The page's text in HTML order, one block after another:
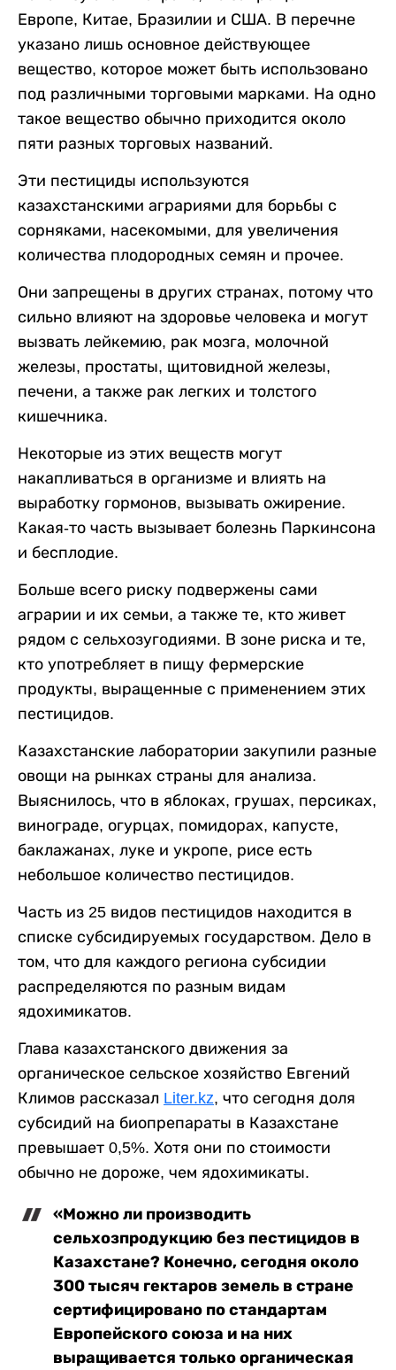
Европе, Китае, Бразилии и США. В перечне
указано лишь основное действующее
вещество, которое может быть использовано
под различными торговыми марками. На одно
такое вещество обычно приходится около
пяти разных торговых названий.
Эти пестициды используются
казахстанскими аграриями для борьбы с
сорняками, насекомыми, для увеличения
количества плодородных семян и прочее.
Они запрещены в других странах, потому что
сильно влияют на здоровье человека и могут
вызвать лейкемию, рак мозга, молочной
железы, простаты, щитовидной железы,
печени, а также рак легких и толстого
кишечника.
Некоторые из этих веществ могут
накапливаться в организме и влиять на
выработку гормонов, вызывать ожирение.
Какая-то часть вызывает болезнь Паркинсона
и бесплодие.
Больше всего риску подвержены сами
аграрии и их семьи, а также те, кто живет
рядом с сельхозугодиями. В зоне риска и те,
кто употребляет в пищу фермерские
продукты, выращенные с применением этих
пестицидов.
Казахстанские лаборатории закупили разные
овощи на рынках страны для анализа.
Выяснилось, что в яблоках, грушах, персиках,
винограде, огурцах, помидорах, капусте,
баклажанах, луке и укропе, рисе есть
небольшое количество пестицидов.
Часть из 25 видов пестицидов находится в
списке субсидируемых государством. Дело в
том, что для каждого региона субсидии
распределяются по разным видам
ядохимикатов.
Глава казахстанского движения за
органическое сельское хозяйство Евгений
Климов рассказал Liter.kz, что сегодня доля
субсидий на биопрепараты в Казахстане
превышает 0,5%. Хотя они по стоимости
обычно не дороже, чем ядохимикаты.
«Можно ли производить
сельхозпродукцию без пестицидов в
Казахстане? Конечно, сегодня около
300 тысяч гектаров земель в стране
сертифицировано по стандартам
Европейского союза и на них
выращивается только органическая